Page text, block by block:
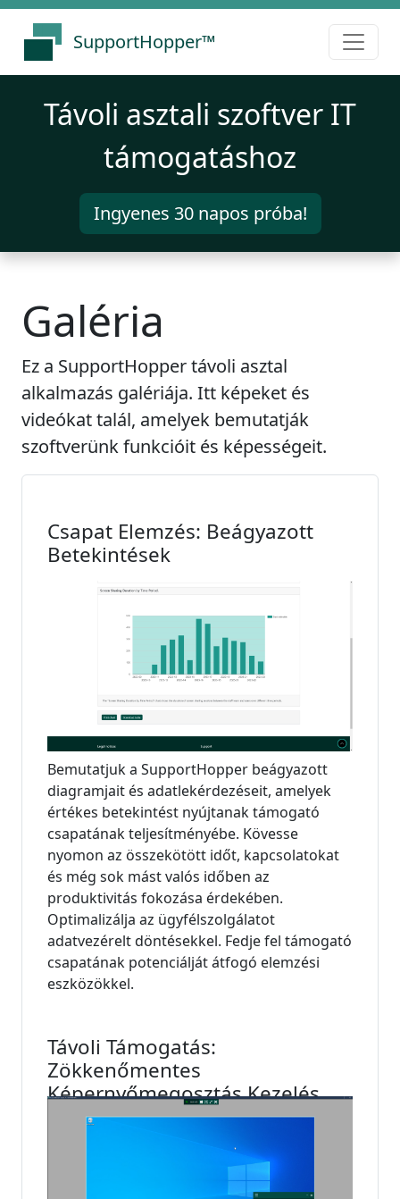
SupportHopper™
Távoli asztali szoftver IT
támogatáshoz
Ingyenes 30 napos próba!
Galéria
Ez a SupportHopper távoli asztal
alkalmazás galériája. Itt képeket és
videókat talál, amelyek bemutatják
szoftverünk funkcióit és képességeit.
Csapat Elemzés: Beágyazott
Betekintések
Bemutatjuk a SupportHopper beágyazott
diagramjait és adatlekérdezéseit, amelyek
értékes betekintést nyújtanak támogató
csapatának teljesítményébe. Kövesse
nyomon az összekötött időt, kapcsolatokat
és még sok mást valós időben az
produktivitás fokozása érdekében.
Optimalizálja az ügyfélszolgálatot
adatvezérelt döntésekkel. Fedje fel támogató
csapatának potenciálját átfogó elemzési
eszközökkel.
Távoli Támogatás:
Zökkenőmentes
Képernyőmegosztás Kezelés